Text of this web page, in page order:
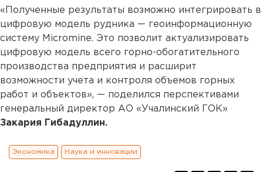
«Полученные результаты возможно интегрировать в
цифровую модель рудника — геоинформационную
систему Micromine. Это позволит актуализировать
цифровую модель всего горно-обогатительного
производства предприятия и расширит
возможности учета и контроля объемов горных
работ и объектов», — поделился перспективами
генеральный директор АО «Учалинский ГОК»
Закария Гибадуллин.
Экономика Наука и инновации